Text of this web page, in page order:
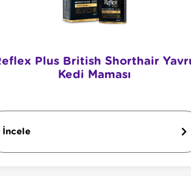
Plus British Shorthair
Kedi Maması
İncele